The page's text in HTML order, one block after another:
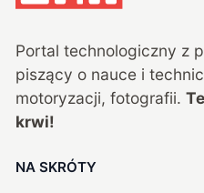
Portal technologiczny z
piszący o nauce i
motoryzacji, fotografii.
krwi!
NA SKRÓTY